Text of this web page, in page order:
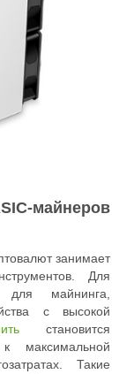
майнеров
занимает
Для
для майнинга,
с высокой
становится
максимальной
Такие